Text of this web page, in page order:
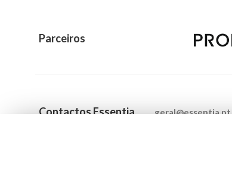
Parceiros
Contactos Essentia geral@essentia.pt